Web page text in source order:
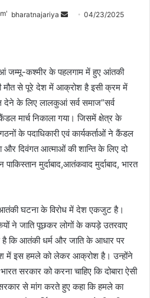
bharatnajariya 04/23/2025
जम्मू-कश्मीर के पहलगाम में हुए आंतकी
मौत से पूरे देश में आक्रोश है इसी क्रम में
देने के लिए लालकुआं सर्व समाज”सर्व
मार्च निकाला गया। जिसमें क्षेत्र के
के पदाधिकारी एवं कार्यकर्ताओं ने कैंडल
और दिवंगत आत्माओं की शान्ति के लिए दो
मुर्दाबाद,आतंकवाद मुर्दाबाद, भारत
घटना के विरोध में देश एकजुट है।
ने जाति पूछकर लोगों के कपड़े उतरवाए
है कि आतंकी धर्म और जाति के आधार पर
में इस हमले को लेकर आक्रोश है। उन्होंने
सरकार को करना चाहिए कि दोबारा ऐसी
से मांग करते हुए कहा कि हमले का